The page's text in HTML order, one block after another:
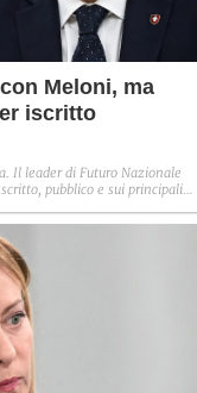
Meloni, ma
iscritto
Il leader di Futuro Nazionale
pubblico e sui principali